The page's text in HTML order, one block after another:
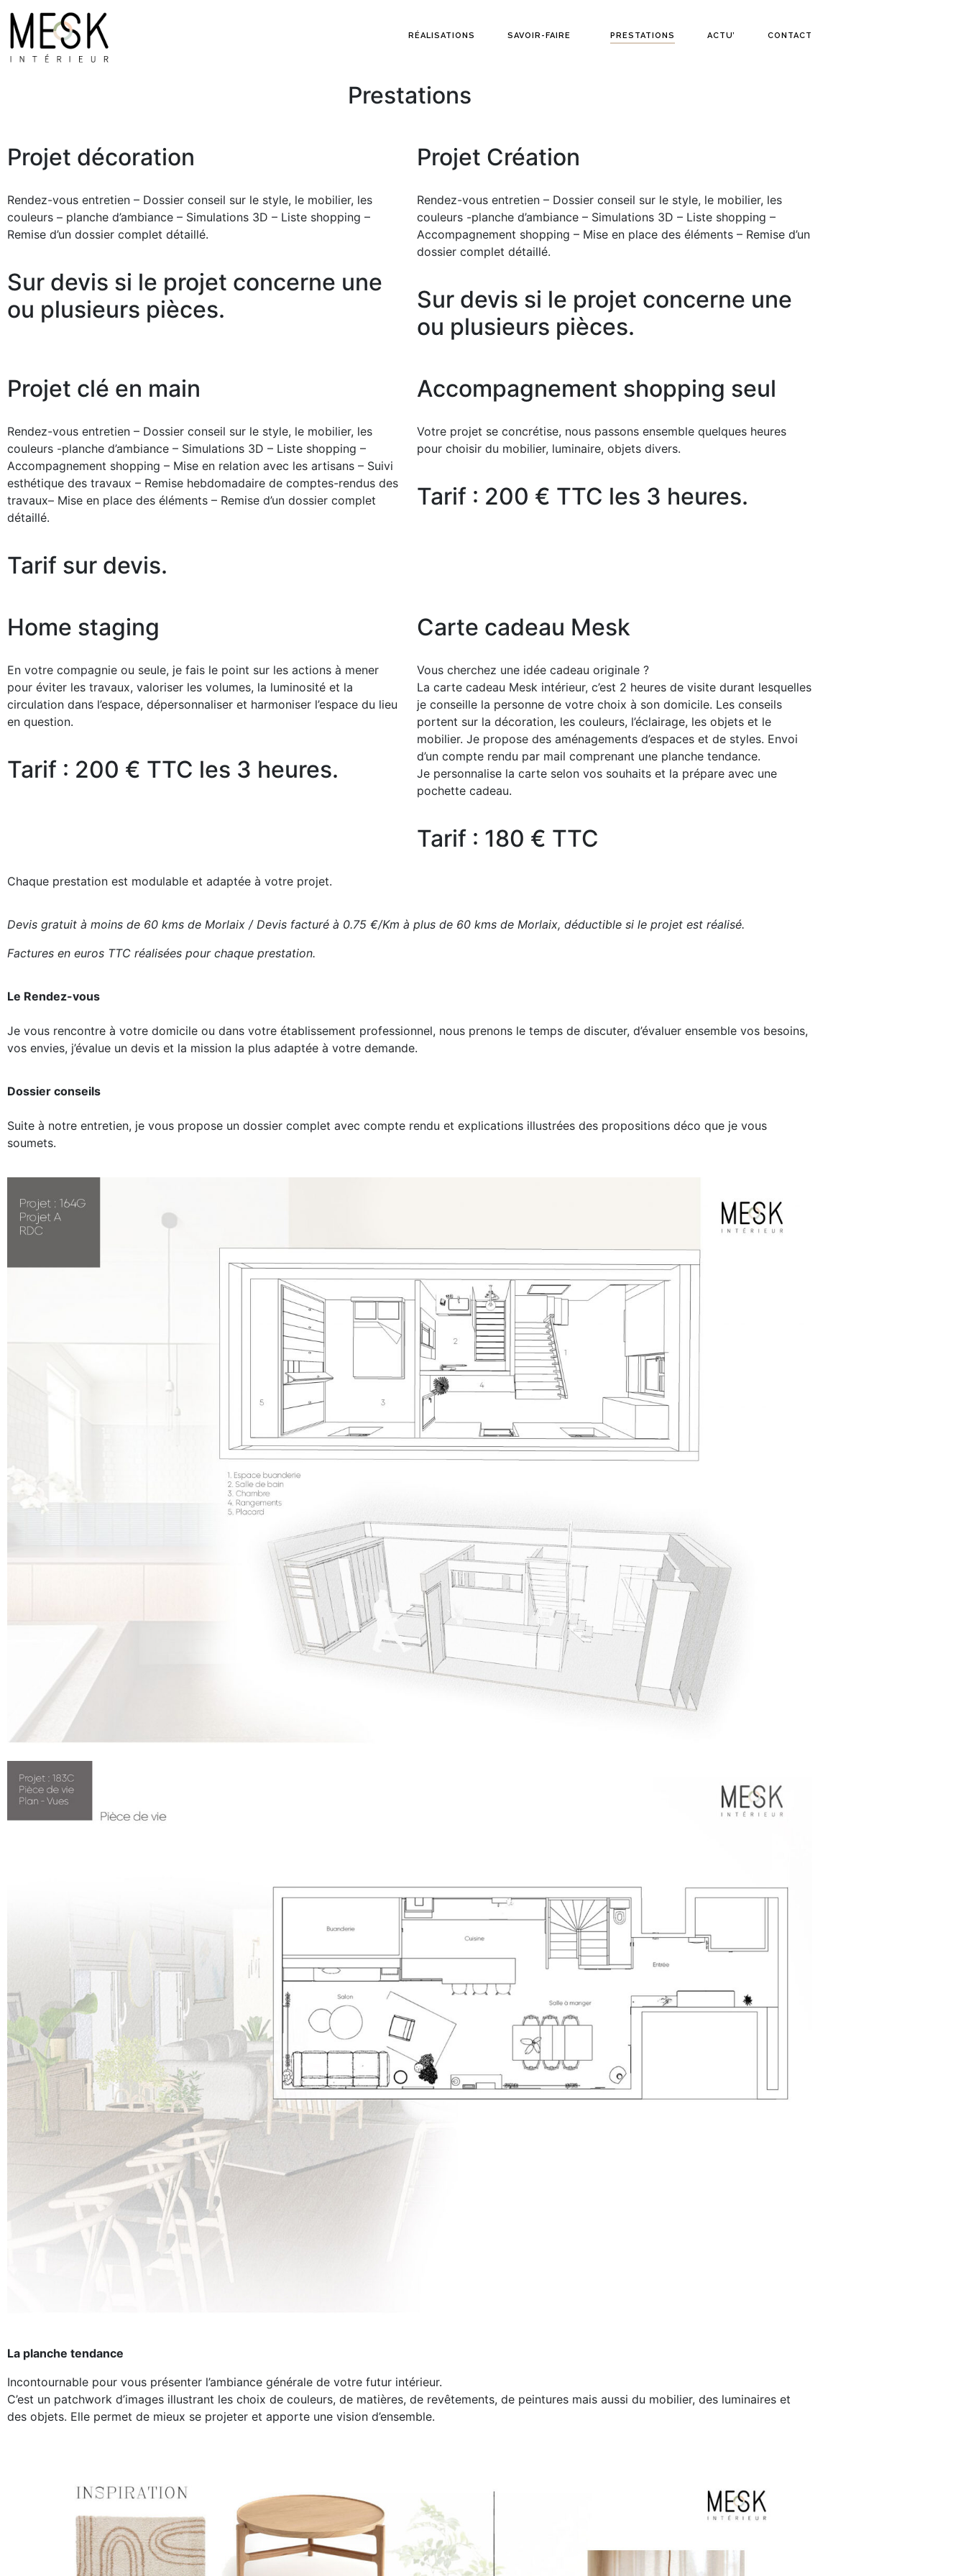
RÉALISATIONS SAVOIR-FAIRE PRESTATIONS ACTU’ CONTACT
Prestations
Projet décoration
Rendez-vous entretien – Dossier conseil sur le style, le mobilier, les
couleurs – planche d’ambiance – Simulations 3D – Liste shopping –
Remise d’un dossier complet détaillé.
Sur devis si le projet concerne une
ou plusieurs pièces.
Projet Création
Rendez-vous entretien – Dossier conseil sur le style, le mobilier, les
couleurs -planche d’ambiance – Simulations 3D – Liste shopping –
Accompagnement shopping – Mise en place des éléments – Remise d’un
dossier complet détaillé.
Sur devis si le projet concerne une
ou plusieurs pièces.
Projet clé en main
Rendez-vous entretien – Dossier conseil sur le style, le mobilier, les
couleurs -planche d’ambiance – Simulations 3D – Liste shopping –
Accompagnement shopping – Mise en relation avec les artisans – Suivi
esthétique des travaux – Remise hebdomadaire de comptes-rendus des
travaux– Mise en place des éléments – Remise d’un dossier complet
détaillé.
Tarif sur devis.
Accompagnement shopping seul
Votre projet se concrétise, nous passons ensemble quelques heures
pour choisir du mobilier, luminaire, objets divers.
Tarif : 200 € TTC les 3 heures.
Home staging
En votre compagnie ou seule, je fais le point sur les actions à mener
pour éviter les travaux, valoriser les volumes, la luminosité et la
circulation dans l’espace, dépersonnaliser et harmoniser l’espace du lieu
en question.
Tarif : 200 € TTC les 3 heures.
Carte cadeau Mesk
Vous cherchez une idée cadeau originale ?
La carte cadeau Mesk intérieur, c’est 2 heures de visite durant lesquelles
je conseille la personne de votre choix à son domicile. Les conseils
portent sur la décoration, les couleurs, l’éclairage, les objets et le
mobilier. Je propose des aménagements d’espaces et de styles. Envoi
d’un compte rendu par mail comprenant une planche tendance.
Je personnalise la carte selon vos souhaits et la prépare avec une
pochette cadeau.
Tarif : 180 € TTC
Chaque prestation est modulable et adaptée à votre projet.
Devis gratuit à moins de 60 kms de Morlaix / Devis facturé à 0.75 €/Km à plus de 60 kms de Morlaix, déductible si le projet est réalisé.
Factures en euros TTC réalisées pour chaque prestation.
Le Rendez-vous
Je vous rencontre à votre domicile ou dans votre établissement professionnel, nous prenons le temps de discuter, d’évaluer ensemble vos besoins,
vos envies, j’évalue un devis et la mission la plus adaptée à votre demande.
Dossier conseils
Suite à notre entretien, je vous propose un dossier complet avec compte rendu et explications illustrées des propositions déco que je vous
soumets.
La planche tendance
Incontournable pour vous présenter l’ambiance générale de votre futur intérieur.
C’est un patchwork d’images illustrant les choix de couleurs, de matières, de revêtements, de peintures mais aussi du mobilier, des luminaires et
des objets. Elle permet de mieux se projeter et apporte une vision d’ensemble.